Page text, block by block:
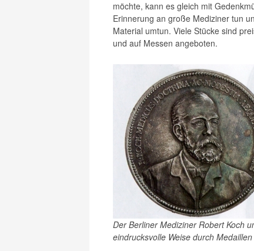
möchte, kann es gleich mit
Erinnerung an große Mediziner tun
Material umtun. Viele Stücke sind
und auf Messen angeboten.
Der Berliner Mediziner Robert Koch
eindrucksvolle Weise durch